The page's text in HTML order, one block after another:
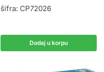
šifra: CP72026
Dodaj u korpu